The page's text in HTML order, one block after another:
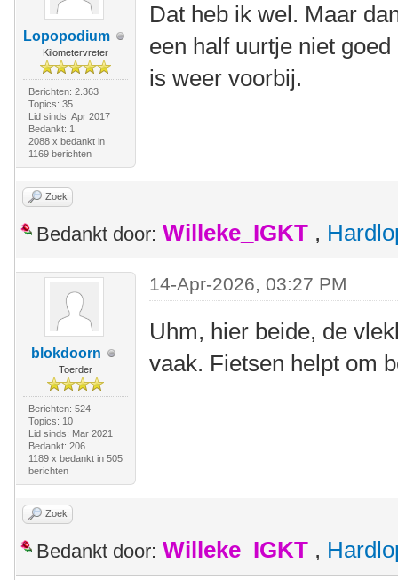
Lopopodium
Kilometervreter
Berichten: 2.363
Topics: 35
Lid sinds: Apr 2017
Bedankt: 1
2088 x bedankt in
1169 berichten
Dat heb ik wel. Maar
een half uurtje niet
is weer voorbij.
Zoek
Bedankt door: Willeke_IGKT ,
blokdoorn
Toerder
Berichten: 524
Topics: 10
Lid sinds: Mar 2021
Bedankt: 206
1189 x bedankt in 505
berichten
14-Apr-2026, 03:27 PM
Uhm, hier beide, de
vaak. Fietsen helpt om
Zoek
Bedankt door: Willeke_IGKT ,